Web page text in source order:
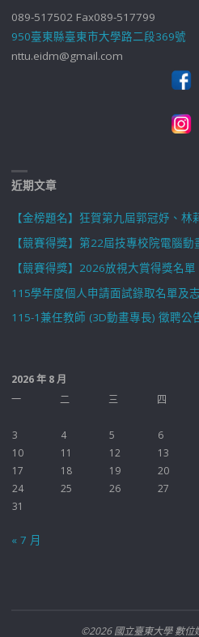
089-517502 Fax089-517799
950臺東縣臺東市大學路二段369號
nttu.eidm@gmail.com
近期文章
【金榜題名】狂賀第九屆郭冠妤、
【競賽得獎】第22屆技專校院電腦
【競賽得獎】2026放視大賞得獎名單
115學年度個人申請面試錄取名單及
115-1兼任教師 (3D動畫專長) 徵聘公
2026 年 8 月
一
二 三 四
3
4 5 6
10
11 12 13
17
18 19 20
24
25 26 27
31
« 7 月
©2026 國立臺東大學 數位